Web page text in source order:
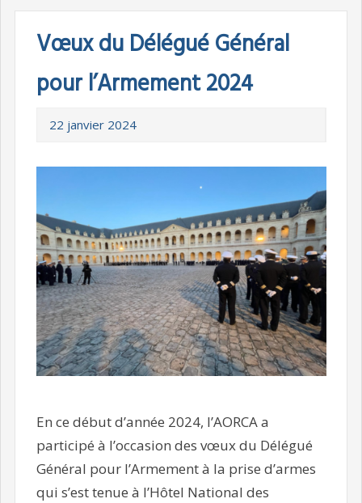
Vœux du Délégué Général
pour l’Armement 2024
22 janvier 2024
En ce début d’année 2024, l’AORCA a
participé à l’occasion des vœux du Délégué
Général pour l’Armement à la prise d’armes
qui s’est tenue à l’Hôtel National des